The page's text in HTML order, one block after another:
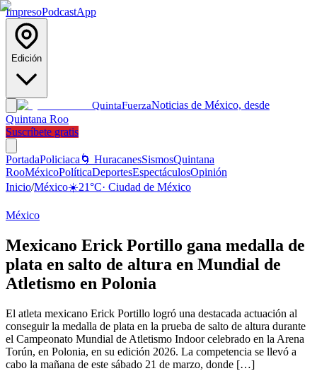
ImpresoPodcastApp
Edición
QuintaFuerzaNoticias de México, desde
Quintana Roo
Suscríbete gratis
PortadaPoliciaca 🌀 HuracanesSismosQuintana
RooMéxicoPolíticaDeportesEspectáculosOpinión
Inicio/México☀️21°C· Ciudad de México
México
Mexicano Erick Portillo gana medalla de
plata en salto de altura en Mundial de
Atletismo en Polonia
El atleta mexicano Erick Portillo logró una destacada actuación al
conseguir la medalla de plata en la prueba de salto de altura durante
el Campeonato Mundial de Atletismo Indoor celebrado en la Arena
Torún, en Polonia, en su edición 2026. La competencia se llevó a
cabo la mañana de este sábado 21 de marzo, donde […]